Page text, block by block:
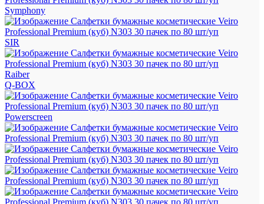
Symphony
SIR
Raiber
Q-BOX
Powerscreen